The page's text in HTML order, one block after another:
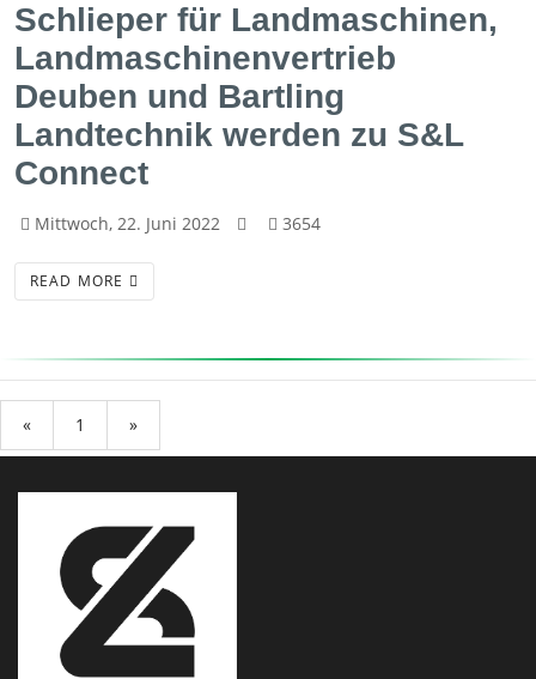
Schlieper für Landmaschinen,
Landmaschinenvertrieb
Deuben und Bartling
Landtechnik werden zu S&L
Connect
Mittwoch, 22. Juni 2022 3654
READ MORE
« 1 »